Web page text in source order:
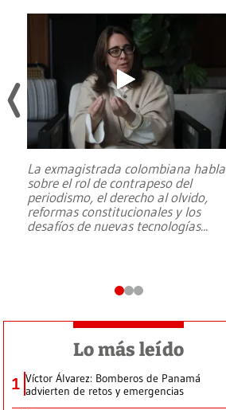
La exmagistrada colombiana habla
sobre el rol de contrapeso del
periodismo, el derecho al olvido,
reformas constitucionales y los
desafíos de nuevas tecnologías...
Lo más leído
1 Víctor Álvarez: Bomberos de Panamá
advierten de retos y emergencias